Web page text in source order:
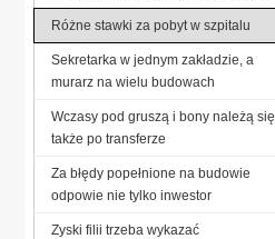
Różne stawki za pobyt w szpitalu
Sekretarka w jednym zakładzie, a
murarz na wielu budowach
Wczasy pod gruszą i bony należą się
także po transferze
Za błędy popełnione na budowie
odpowie nie tylko inwestor
Zyski filii trzeba wykazać